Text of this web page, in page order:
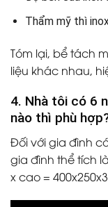
Thẩm mỹ thì
Tóm lại, bể tách
liệu khác nhau,
4. Nhà tôi có 6
nào thì phù
Đối với gia đình
gia đình thể tích
x cao =